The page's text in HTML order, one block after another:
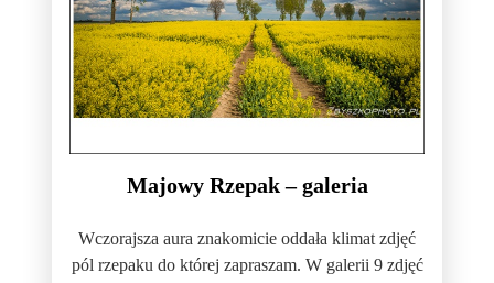
Majowy Rzepak – galeria
Wczorajsza aura znakomicie oddała klimat zdjęć
pól rzepaku do której zapraszam. W galerii 9 zdjęć